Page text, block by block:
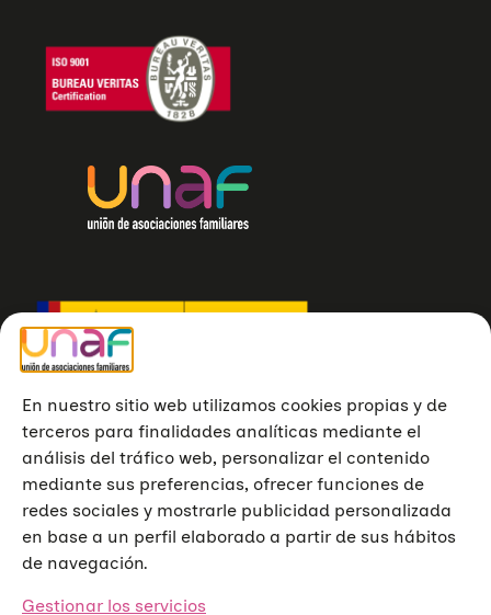
En nuestro sitio web utilizamos cookies propias y de
terceros para finalidades analíticas mediante el
análisis del tráfico web, personalizar el contenido
mediante sus preferencias, ofrecer funciones de
redes sociales y mostrarle publicidad personalizada
en base a un perfil elaborado a partir de sus hábitos
de navegación.
Gestionar los servicios